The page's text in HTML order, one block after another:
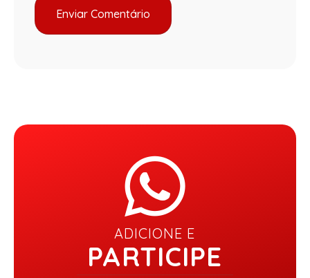
ADICIONE E
PARTICIPE